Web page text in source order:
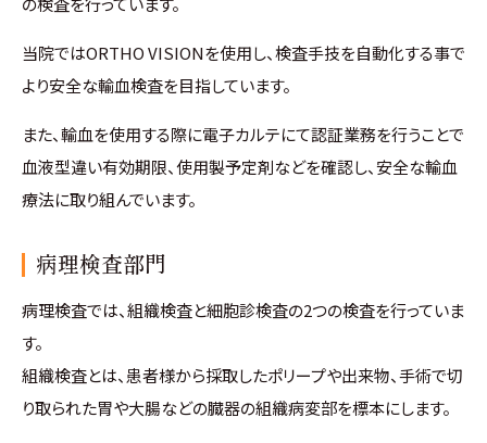
当院ではORTHO VISIONを使用し、検査手技を自動化する事で
より安全な輸血検査を目指しています。
また、輸血を使用する際に電子カルテにて認証業務を行うことで
血液型違い有効期限、使用製予定剤などを確認し、安全な輸血
療法に取り組んでいます。
病理検査部門
病理検査では、組織検査と細胞診検査の2つの検査を行っていま
す。
組織検査とは、患者様から採取したポリープや出来物、手術で切
り取られた胃や大腸などの臓器の組織病変部を標本にします。